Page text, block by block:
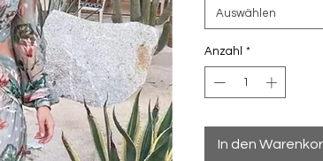
Auswählen
Anzahl *
In den